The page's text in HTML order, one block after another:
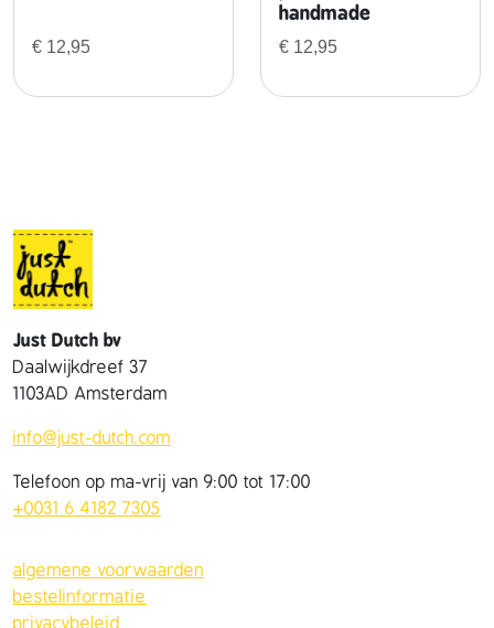
€ 12,95
handmade
€ 12,95
Just Dutch bv
Daalwijkdreef 37
1103AD Amsterdam
info@just-dutch.com
Telefoon op ma-vrij van 9:00 tot 17:00
+0031 6 4182 7305
algemene voorwaarden
bestelinformatie
privacybeleid